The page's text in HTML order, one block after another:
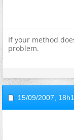
If your method
problem.
15/09/2007,